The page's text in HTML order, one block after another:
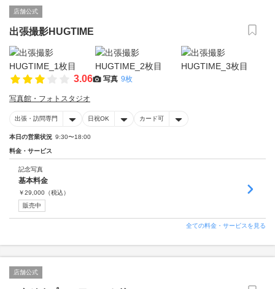
店舗公式
出張撮影HUGTIME
3.06 写真 9枚
写真館・フォトスタジオ
出張・訪問専門 日祝OK カード可
本日の営業状況 9:30〜18:00
料金・サービス
記念写真
基本料金
￥29,000 （税込）
販売中
全ての料金・サービスを見る
店舗公式